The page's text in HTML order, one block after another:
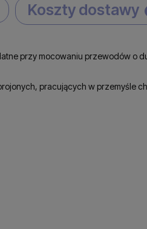
Koszty dostawy
przy mocowaniu przewodów o
pracujących w przemyśle